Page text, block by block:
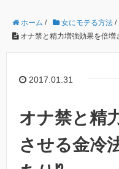
ホーム / 女にモテる方法 /
オナ禁と精力増強効果を倍増
2017.01.31
オナ禁と精
させる金冷